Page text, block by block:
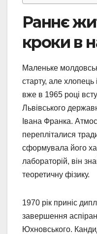
Раннє
кроки в
Маленьке
старту, але
вже в 1965 році
Львівського
Івана Франка.
перепліталися
сформувала його
лабораторій, він
теоретичну фізику.
1970 рік приніс
завершення
Юхновського.